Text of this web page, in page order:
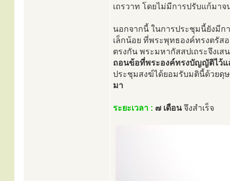
เถรวาท โดยไม่มีการปรับแก้มาจ
นอกจากนี้ ในการประชุมนี้ยังมี
เล็กน้อย ที่พระพุทธองค์ทรงตรัส
ตรงกัน พระมหากัสสปเถระจึงเ
ถอนข้อที่พระองค์ทรงบัญญัติไว้
ประชุมสงฆ์ได้ยอมรับมตินี้ด้วย
มา
ระยะเวลา : ๗ เดือนจึงสำเร็จ